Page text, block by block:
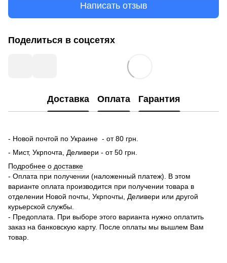
Написать отзыв
Поделиться в соцсетях
Доставка Оплата Гарантия
- Новой почтой по Украине - от 80 грн.
- Мист, Укрпочта, Деливери - от 50 грн.
Подробнее о доставке
- Оплата при получении (наложенный платеж). В этом
варианте оплата производится при получении товара в
отделении Новой почты, Укрпочты, Деливери или другой
курьерской службы.
- Предоплата. При выборе этого варианта нужно оплатить
заказ на банковскую карту. После оплаты мы вышлем Вам
товар.